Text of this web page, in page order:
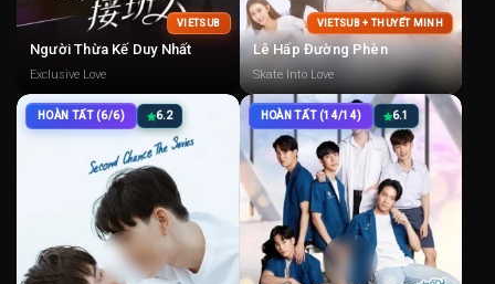
VIETSUB
Người Thừa Kế Duy Nhất
Exclusive Love
VIETSUB + THUYẾT MINH
Lê Hấp Đường Phèn
Skate Into Love
HOÀN TẤT (6/6) 6.2 HOÀN TẤT (14/14) 6.1